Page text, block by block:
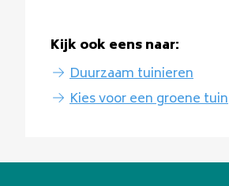
Kijk ook eens naar:
Duurzaam tuinieren
Kies voor een groene tuin